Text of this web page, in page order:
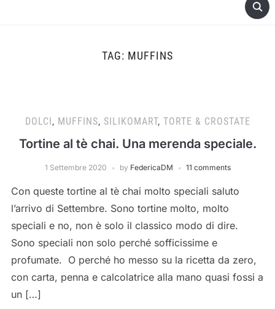
TAG: MUFFINS
DOLCI, MUFFINS, SILIKOMART, TORTE & CROSTATE
Tortine al tè chai. Una merenda speciale.
1 Settembre 2020 by FedericaDM 11 comments
Con queste tortine al tè chai molto speciali saluto
l’arrivo di Settembre. Sono tortine molto, molto
speciali e no, non è solo il classico modo di dire.
Sono speciali non solo perché sofficissime e
profumate. O perché ho messo su la ricetta da zero,
con carta, penna e calcolatrice alla mano quasi fossi a
un […]